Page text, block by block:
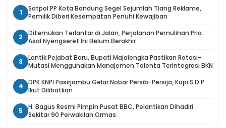
1
Satpol PP Kota Bandung Segel Sejumlah Tiang Reklame,
Pemilik Diberi Kesempatan Penuhi Kewajiban
2
Ditemukan Terlantar di Jalan, Perjalanan Pemulihan Pria
Asal Nyengseret Ini Belum Berakhir
3
Lantik Pejabat Baru, Bupati Majalengka Pastikan Rotasi-
Mutasi Menggunakan Manajemen Talenta Terintegrasi BKN
4
DPK KNPI Pasirjambu Gelar Nobar Persib-Persija, Kopi S.D.P
Ikut Dilibatkan
5
H. Bagus Resmi Pimpin Pusat BBC, Pelantikan Dihadiri
Sekitar 90 Perwakilan Ormas